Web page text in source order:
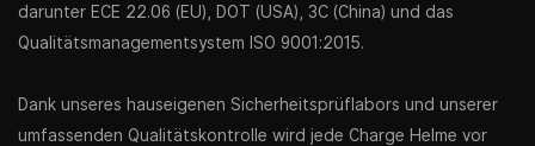
darunter ECE 22.06 (EU), DOT (USA), 3C (China) und das
Qualitätsmanagementsystem ISO 9001:2015.
Dank unseres hauseigenen Sicherheitsprüflabors und unserer
umfassenden Qualitätskontrolle wird jede Charge Helme vor